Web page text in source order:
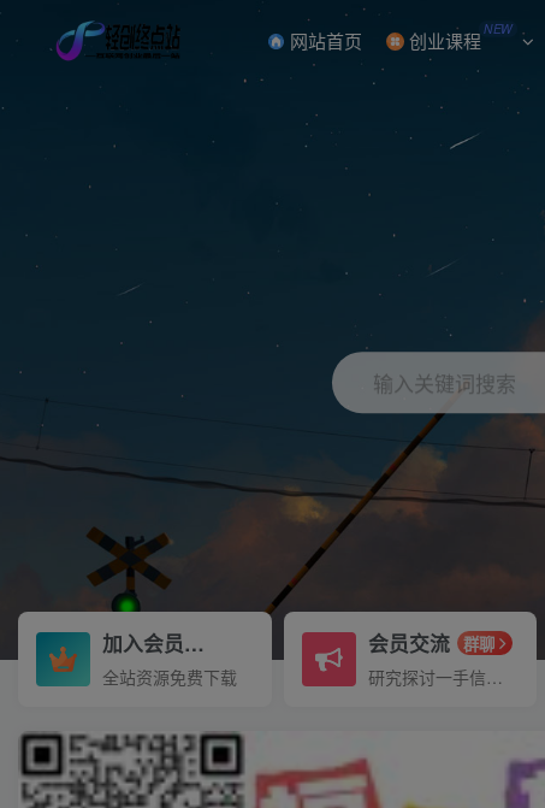
网站首页 创业课程 NEW
输入关键词搜索
加入会员3.3折
全站资源免费下载
会员交流 群聊
研究探讨一手信息差